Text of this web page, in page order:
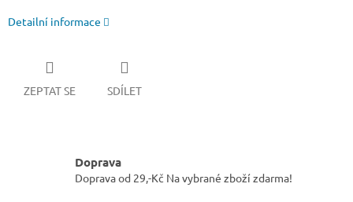
Detailní informace
ZEPTAT SE SDÍLET
Doprava
Doprava od 29,-Kč Na vybrané zboží zdarma!